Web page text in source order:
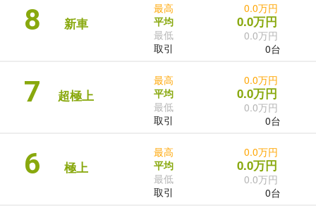
8 新車
最高
平均
最低
取引
0.0万円
0.0万円
0.0万円
0台
7 超極上
最高
平均
最低
取引
0.0万円
0.0万円
0.0万円
0台
6 極上
最高
平均
最低
取引
0.0万円
0.0万円
0.0万円
0台